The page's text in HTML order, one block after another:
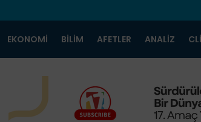
EKONOMI BILIM AFETLER ANALIZ